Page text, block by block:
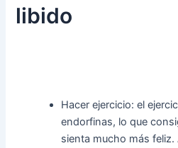
libido
Hacer ejercicio: el
endorfinas, lo que
sienta mucho más